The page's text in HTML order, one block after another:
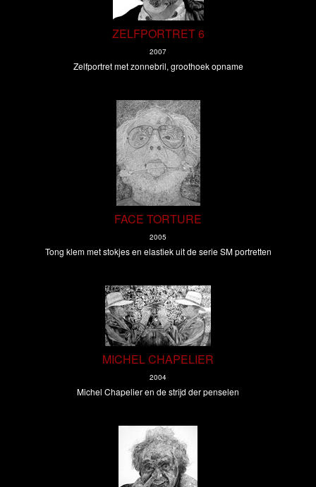
ZELFPORTRET 6
2007
Zelfportret met zonnebril, groothoek opname
FACE TORTURE
2005
Tong klem met stokjes en elastiek uit de serie SM portretten
MICHEL CHAPELIER
2004
Michel Chapelier en de strijd der penselen